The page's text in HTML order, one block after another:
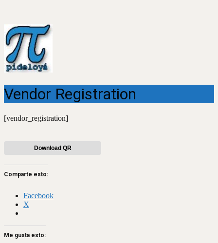
Vendor Registration
[vendor_registration]
Download QR
Comparte esto:
Facebook
X
Me gusta esto: